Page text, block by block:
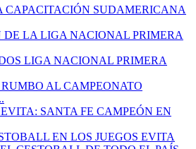
CAPACITACIÓN SUDAMERICANA
DE LA LIGA NACIONAL PRIMERA
LIGA NACIONAL PRIMERA
AL CAMPEONATO
SANTA FE CAMPEÓN EN
EN LOS JUEGOS EVITA